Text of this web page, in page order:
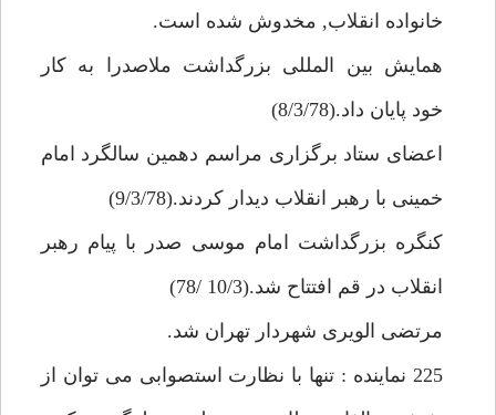
خانواده انقلاب, مخدوش شده است.
همايش بين المللى بزرگداشت ملاصدرا به كار
خود پايان داد.(8/3/78)
اعضاى ستاد برگزارى مراسم دهمين سالگرد امام
خمينى با رهبر انقلاب ديدار كردند.(9/3/78)
كنگره بزرگداشت امام موسى صدر با پيام رهبر
انقلاب در قم افتتاح شد.(10/3 /78)
مرتضى الويرى شهردار تهران شد.
225 نماينده : تنها با نظارت استصوابى مى توان از